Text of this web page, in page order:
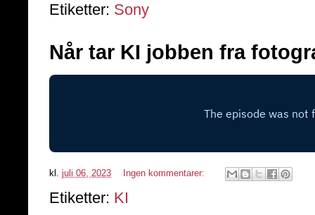
Etiketter: Sony
Når tar KI jobben fra
kl. juli 06, 2023 Ingen kommentarer:
Etiketter: KI